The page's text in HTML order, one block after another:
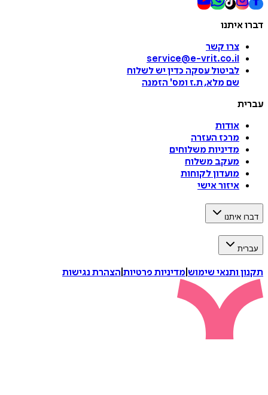
דברו איתנו
צרו קשר
service@e-vrit.co.il
לביטול עסקה כדין יש לשלוח
שם מלא, ת.ז ומס' הזמנה
עברית
אודות
מרכז העזרה
מדיניות משלוחים
מעקב משלוח
מועדון לקוחות
איזור אישי
דברו איתנו
עברית
תקנון ותנאי שימוש מדיניות פרטיות הצהרת נגישות